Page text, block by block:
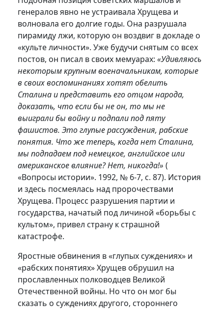
генералов явно не устраивала Хрущева и
волновала его долгие годы. Она разрушала
пирамиду лжи, которую он воздвиг в докладе о
«культе личности». Уже будучи снятым со всех
постов, он писал в своих мемуарах: «Удивляюсь
некоторым крупным военачальникам, которые
в своих воспоминаниях хотят обелить
Сталина и представить его отцом народа,
доказать, что если бы не он, то мы не
выиграли бы войну и подпали под пяту
фашистов. Это глупые рассуждения, рабские
понятия. Что же теперь, когда нет Сталина,
мы подпадаем под немецкое, английское или
американское влияние? Нет, никогда!» (
«Вопросы истории». 1992, № 6-7, с. 87). История
и здесь посмеялась над пророчествами
Хрущева. Процесс разрушения партии и
государства, начатый под личиной «борьбы с
культом», привел страну к страшной
катастрофе.
Яростные обвинения в «глупых суждениях» и
«рабских понятиях» Хрущев обрушил на
прославленных полководцев Великой
Отечественной войны. Но что он мог бы
сказать о суждениях другого, стороннего